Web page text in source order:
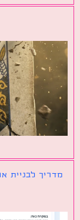
לבניית